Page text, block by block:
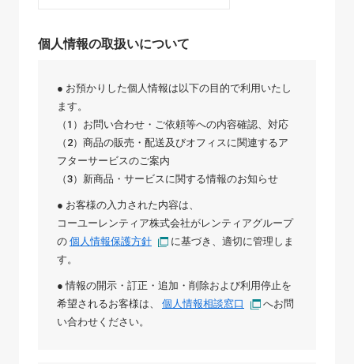
個人情報の取扱いについて
● お預かりした個人情報は以下の目的で利用いたし
ます。
（1）お問い合わせ・ご依頼等への内容確認、対応
（2）商品の販売・配送及びオフィスに関連するア
フターサービスのご案内
（3）新商品・サービスに関する情報のお知らせ
● お客様の入力された内容は、
コーユーレンティア株式会社がレンティアグループ
の 個人情報保護方針
に基づき、適切に管理しま
す。
● 情報の開示・訂正・追加・削除および利用停止を
希望されるお客様は、 個人情報相談窓口
へお問
い合わせください。